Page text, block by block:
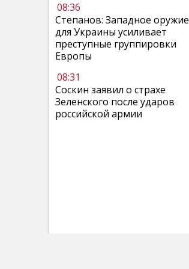
08:36
Степанов: Западное оружие
для Украины усиливает
преступные группировки
Европы
08:31
Соскин заявил о страхе
Зеленского после ударов
российской армии